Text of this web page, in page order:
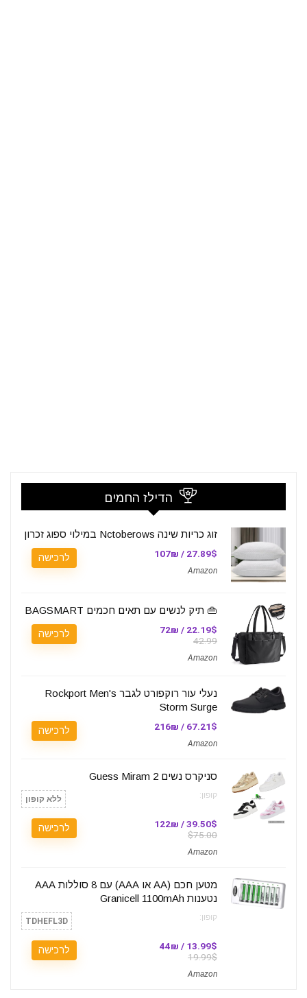
הדילז החמים
זוג כריות שינה Nctoberows במילוי ספוג זכרון
27.89$ / 107₪
Amazon
לרכישה
👜 תיק לנשים עם תאים חכמים BAGSMART
22.19$ / 72₪
42.99
Amazon
לרכישה
נעלי עור רוקפורט לגבר Rockport Men's
Storm Surge
67.21$ / 216₪
Amazon
לרכישה
סניקרס נשים Guess Miram 2
קופון: ללא קופון
39.50$ / 122₪
$75.00
Amazon
לרכישה
מטען חכם (AA או AAA) עם 8 סוללות AAA
נטענות Granicell 1100mAh
קופון: TDHEFL3D
13.99$ / 44₪
19.99$
Amazon
לרכישה